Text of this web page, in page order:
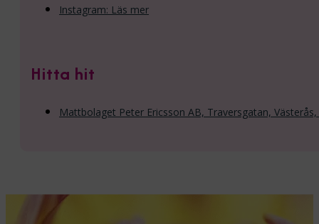
Instagram: Läs mer
Hitta hit
Mattbolaget Peter Ericsson AB, Traversgatan, Västerås,